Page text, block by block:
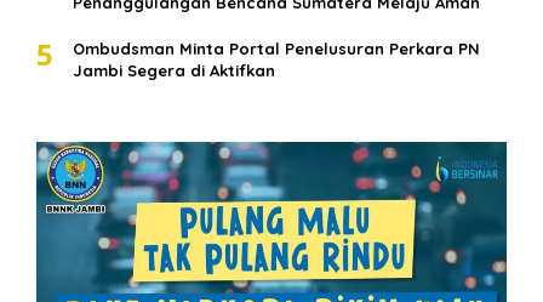
5
Ombudsman Minta Portal Penelusuran Perkara PN
Jambi Segera di Aktifkan